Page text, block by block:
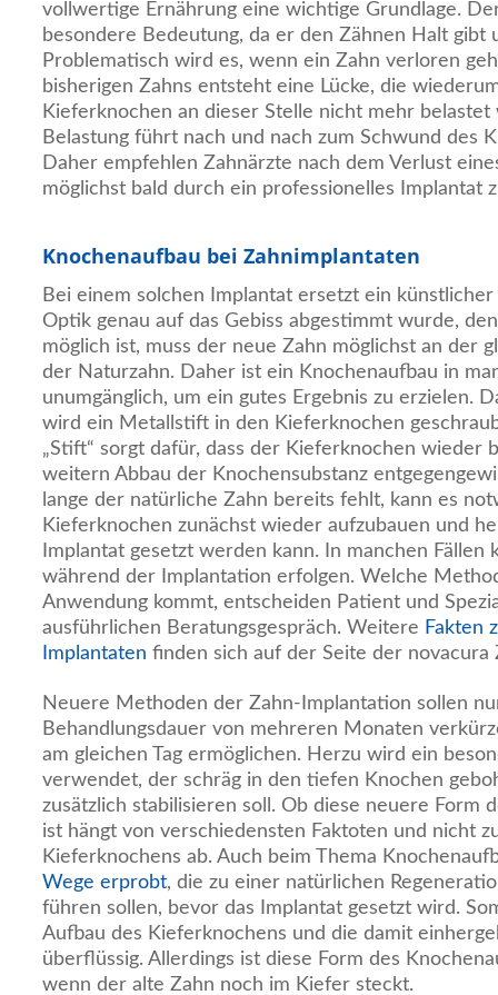
vollwertige Ernährung eine wichtige Grundlage.
besondere Bedeutung, da er den Zähnen Halt gibt
Problematisch wird es, wenn ein Zahn verloren
bisherigen Zahns entsteht eine Lücke, die
Kieferknochen an dieser Stelle nicht mehr
Belastung führt nach und nach zum Schwund des
Daher empfehlen Zahnärzte nach dem Verlust
möglichst bald durch ein professionelles Implantat
Knochenaufbau bei Zahnimplantaten
Bei einem solchen Implantat ersetzt ein
Optik genau auf das Gebiss abgestimmt wurde,
möglich ist, muss der neue Zahn möglichst an der
der Naturzahn. Daher ist ein Knochenaufbau in
unumgänglich, um ein gutes Ergebnis zu erzielen.
wird ein Metallstift in den Kieferknochen
„Stift“ sorgt dafür, dass der Kieferknochen wieder
weitern Abbau der Knochensubstanz
lange der natürliche Zahn bereits fehlt, kann es
Kieferknochen zunächst wieder aufzubauen und
Implantat gesetzt werden kann. In manchen Fällen
während der Implantation erfolgen. Welche
Anwendung kommt, entscheiden Patient und
ausführlichen Beratungsgespräch. Weitere Fakten
Implantaten finden sich auf der Seite der novacura
Neuere Methoden der Zahn-Implantation sollen
Behandlungsdauer von mehreren Monaten
am gleichen Tag ermöglichen. Herzu wird ein
verwendet, der schräg in den tiefen Knochen
zusätzlich stabilisieren soll. Ob diese neuere Form
ist hängt von verschiedensten Faktoten und nicht
Kieferknochens ab. Auch beim Thema
Wege erprobt, die zu einer natürlichen
führen sollen, bevor das Implantat gesetzt wird.
Aufbau des Kieferknochens und die damit
überflüssig. Allerdings ist diese Form des
wenn der alte Zahn noch im Kiefer steckt.